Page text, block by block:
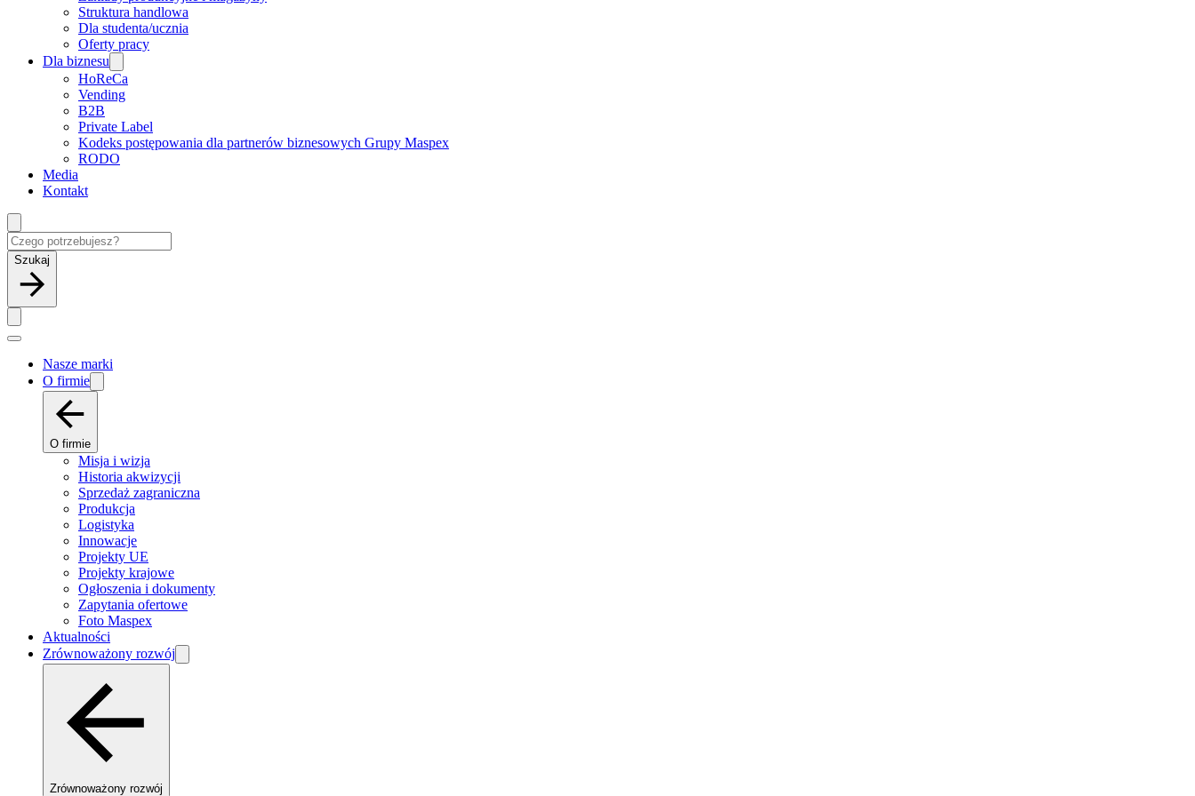
Struktura handlowa
Dla studenta/ucznia
Oferty pracy
Dla biznesu
HoReCa
Vending
B2B
Private Label
Kodeks postępowania dla partnerów biznesowych Grupy Maspex
RODO
Media
Kontakt
Szukaj
Nasze marki
O firmie
O firmie
Misja i wizja
Historia akwizycji
Sprzedaż zagraniczna
Produkcja
Logistyka
Innowacje
Projekty UE
Projekty krajowe
Ogłoszenia i dokumenty
Zapytania ofertowe
Foto Maspex
Aktualności
Zrównoważony rozwój
Zrównoważony rozwój